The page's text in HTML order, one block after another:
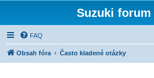
Suzuki
FAQ
Obsah fóra Často kladené otázky